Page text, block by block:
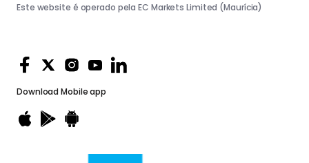
Download Mobile app
Este website é operado pela EC Markets Limited (Maurícia)